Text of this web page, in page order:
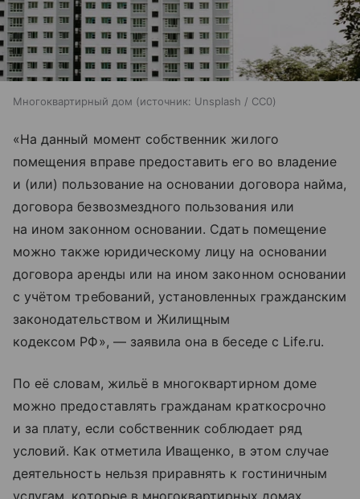
Многоквартирный дом источник: Unsplash / CC0
«На данный момент собственник жилого
помещения вправе предоставить его во владение
и (или) пользование на основании договора найма,
договора безвозмездного пользования или
на ином законном основании. Сдать помещение
можно также юридическому лицу на основании
договора аренды или на ином законном основании
с учётом требований, установленных гражданским
законодательством и Жилищным
кодексом РФ», — заявила она в беседе с Life.ru.
По её словам, жильё в многоквартирном доме
можно предоставлять гражданам краткосрочно
и за плату, если собственник соблюдает ряд
условий. Как отметила Иващенко, в этом случае
деятельность нельзя приравнять к гостиничным